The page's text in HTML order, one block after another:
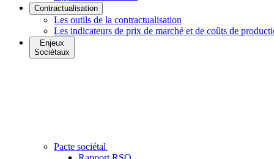
Contractualisation
Les outils de la contractualisation
Les indicateurs de prix de marché et de coûts de
Enjeux
Sociétaux
Pacte sociétal